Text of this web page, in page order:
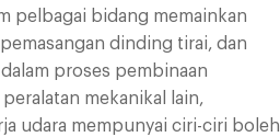
pelbagai bidang memainkan
dinding tirai, dan
proses pembinaan
mekanikal lain,
udara mempunyai ciri-ciri boleh